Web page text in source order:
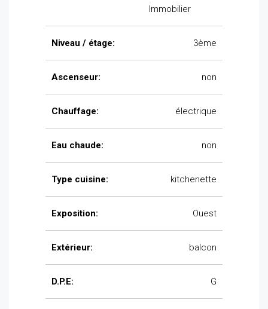
Immobilier
Niveau / étage: 3ème
Ascenseur: non
Chauffage: électrique
Eau chaude: non
Type cuisine: kitchenette
Exposition: Ouest
Extérieur: balcon
D.P.E: G